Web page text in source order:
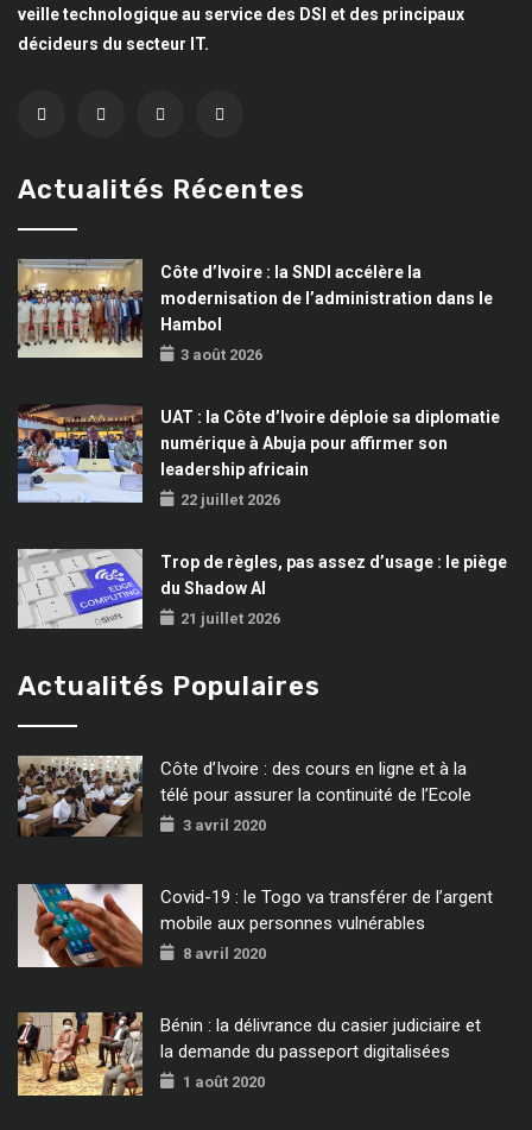
veille technologique au service des DSI et des principaux
décideurs du secteur IT.
Actualités Récentes
Côte d’Ivoire : la SNDI accélère la
modernisation de l’administration dans le
Hambol
3 août 2026
UAT : la Côte d’Ivoire déploie sa diplomatie
numérique à Abuja pour affirmer son
leadership africain
22 juillet 2026
Trop de règles, pas assez d’usage : le piège
du Shadow AI
21 juillet 2026
Actualités Populaires
Côte d’Ivoire : des cours en ligne et à la
télé pour assurer la continuité de l’Ecole
3 avril 2020
Covid-19 : le Togo va transférer de l’argent
mobile aux personnes vulnérables
8 avril 2020
Bénin : la délivrance du casier judiciaire et
la demande du passeport digitalisées
1 août 2020